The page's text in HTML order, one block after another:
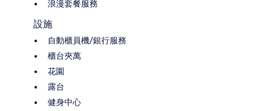
浪漫套餐服務
設施
自動櫃員機/銀行服務
櫃台夾萬
花園
露台
健身中心